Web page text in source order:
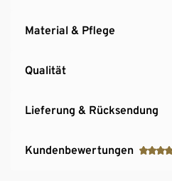
Material & Pflege
Qualität
Lieferung & Rücksendung
Kundenbewertungen